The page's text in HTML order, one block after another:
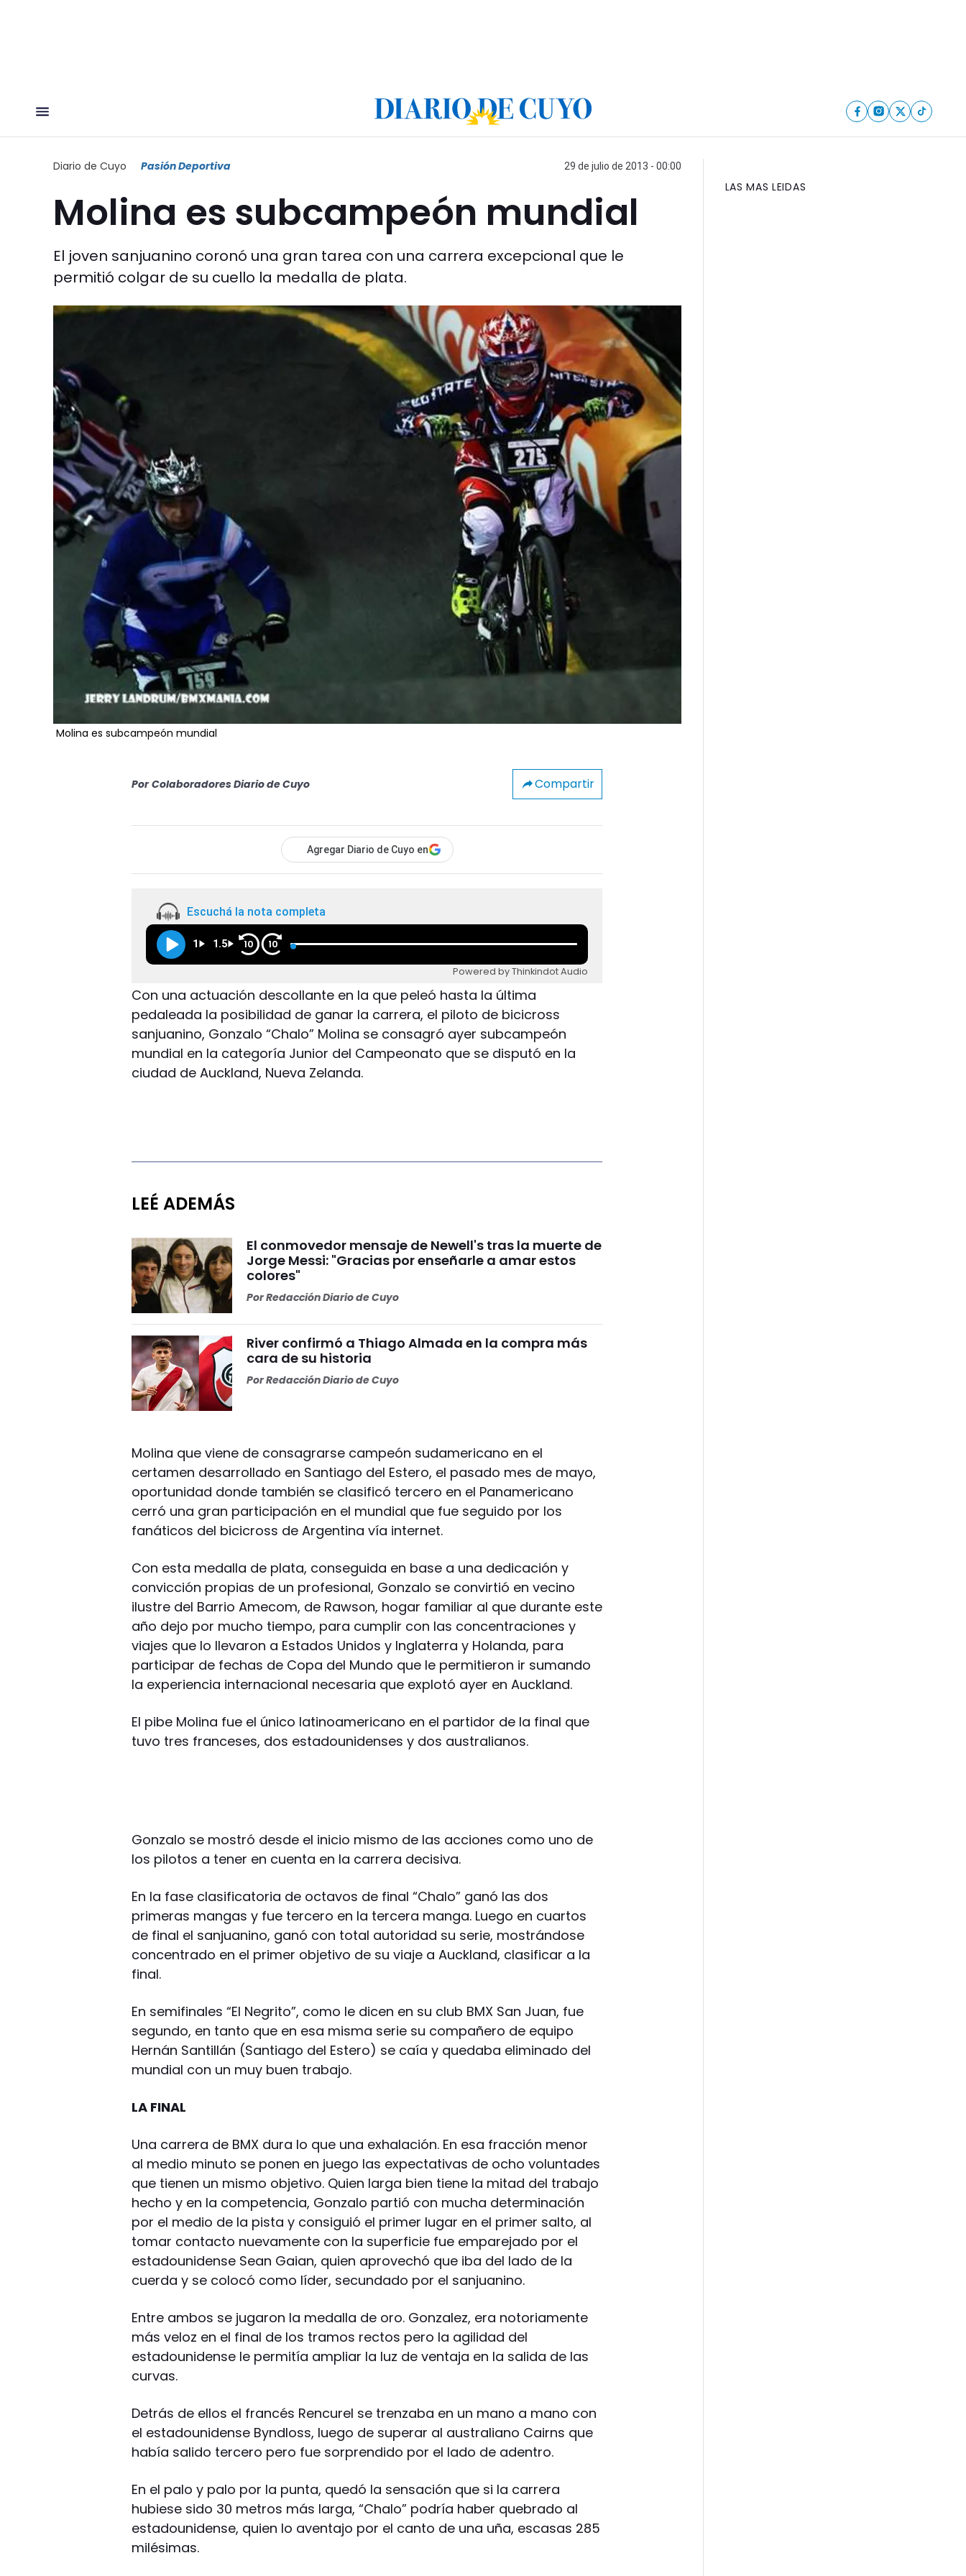
Diario de Cuyo Pasión Deportiva 29 de julio de 2013 - 00:00
Molina es subcampeón mundial
El joven sanjuanino coronó una gran tarea con una carrera excepcional que le
permitió colgar de su cuello la medalla de plata.
Molina es subcampeón mundial
Por Colaboradores Diario de Cuyo Compartir
Agregar Diario de Cuyo en
Escuchá la nota completa
1 1.5 10 10
Powered by Thinkindot Audio
Con una actuación descollante en la que peleó hasta la última
pedaleada la posibilidad de ganar la carrera, el piloto de bicicross
sanjuanino, Gonzalo “Chalo” Molina se consagró ayer subcampeón
mundial en la categoría Junior del Campeonato que se disputó en la
ciudad de Auckland, Nueva Zelanda.
LEÉ ADEMÁS
El conmovedor mensaje de Newell's tras la muerte de
Jorge Messi: "Gracias por enseñarle a amar estos
colores"
PorRedacción Diario de Cuyo
River confirmó a Thiago Almada en la compra más
cara de su historia
PorRedacción Diario de Cuyo
Molina que viene de consagrarse campeón sudamericano en el
certamen desarrollado en Santiago del Estero, el pasado mes de mayo,
oportunidad donde también se clasificó tercero en el Panamericano
cerró una gran participación en el mundial que fue seguido por los
fanáticos del bicicross de Argentina vía internet.
Con esta medalla de plata, conseguida en base a una dedicación y
convicción propias de un profesional, Gonzalo se convirtió en vecino
ilustre del Barrio Amecom, de Rawson, hogar familiar al que durante este
año dejo por mucho tiempo, para cumplir con las concentraciones y
viajes que lo llevaron a Estados Unidos y Inglaterra y Holanda, para
participar de fechas de Copa del Mundo que le permitieron ir sumando
la experiencia internacional necesaria que explotó ayer en Auckland.
El pibe Molina fue el único latinoamericano en el partidor de la final que
tuvo tres franceses, dos estadounidenses y dos australianos.
Gonzalo se mostró desde el inicio mismo de las acciones como uno de
los pilotos a tener en cuenta en la carrera decisiva.
En la fase clasificatoria de octavos de final “Chalo” ganó las dos
primeras mangas y fue tercero en la tercera manga. Luego en cuartos
de final el sanjuanino, ganó con total autoridad su serie, mostrándose
concentrado en el primer objetivo de su viaje a Auckland, clasificar a la
final.
En semifinales “El Negrito”, como le dicen en su club BMX San Juan, fue
segundo, en tanto que en esa misma serie su compañero de equipo
Hernán Santillán (Santiago del Estero) se caía y quedaba eliminado del
mundial con un muy buen trabajo.
LA FINAL
Una carrera de BMX dura lo que una exhalación. En esa fracción menor
al medio minuto se ponen en juego las expectativas de ocho voluntades
que tienen un mismo objetivo. Quien larga bien tiene la mitad del trabajo
hecho y en la competencia, Gonzalo partió con mucha determinación
por el medio de la pista y consiguió el primer lugar en el primer salto, al
tomar contacto nuevamente con la superficie fue emparejado por el
estadounidense Sean Gaian, quien aprovechó que iba del lado de la
cuerda y se colocó como líder, secundado por el sanjuanino.
Entre ambos se jugaron la medalla de oro. Gonzalez, era notoriamente
más veloz en el final de los tramos rectos pero la agilidad del
estadounidense le permitía ampliar la luz de ventaja en la salida de las
curvas.
Detrás de ellos el francés Rencurel se trenzaba en un mano a mano con
el estadounidense Byndloss, luego de superar al australiano Cairns que
había salido tercero pero fue sorprendido por el lado de adentro.
En el palo y palo por la punta, quedó la sensación que si la carrera
hubiese sido 30 metros más larga, “Chalo” podría haber quebrado al
estadounidense, quien lo aventajo por el canto de una uña, escasas 285
milésimas.
LAS MAS LEIDAS